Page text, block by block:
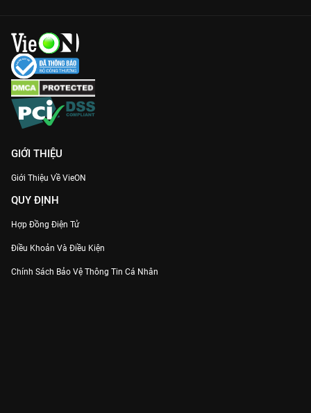
GIỚI THIỆU
Giới Thiệu Về VieON
QUY ĐỊNH
Hợp Đồng Điện Tử
Điều Khoản Và Điều Kiện
Chính Sách Bảo Vệ Thông Tin Cá Nhân